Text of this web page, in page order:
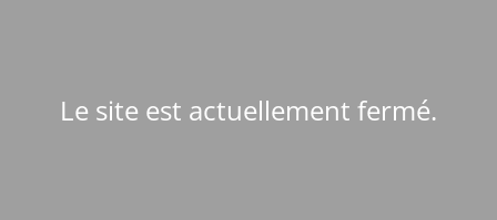
Le site est actuellement fermé.